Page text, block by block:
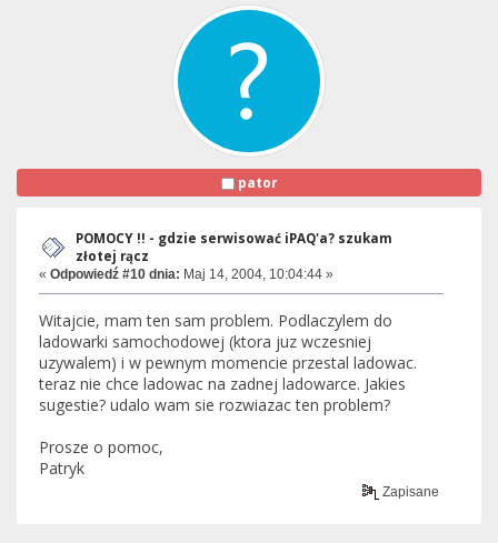
pator
POMOCY !! - gdzie serwisować iPAQ'a? szukam
złotej rącz
« Odpowiedź #10 dnia: Maj 14, 2004, 10:04:44 »
Witajcie, mam ten sam problem. Podlaczylem do
ladowarki samochodowej (ktora juz wczesniej
uzywalem) i w pewnym momencie przestal ladowac.
teraz nie chce ladowac na zadnej ladowarce. Jakies
sugestie? udalo wam sie rozwiazac ten problem?
Prosze o pomoc,
Patryk
Zapisane